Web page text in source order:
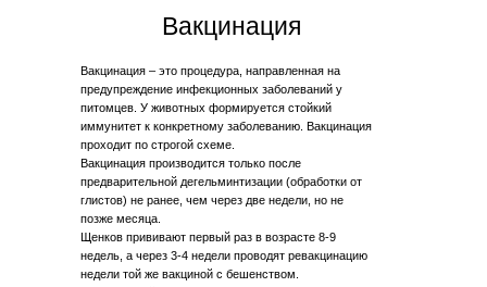
Вакцинация – это процедура, направленная на
предупреждение инфекционных заболеваний у
питомцев. У животных формируется стойкий
иммунитет к конкретному заболеванию. Вакцинация
проходит по строгой схеме.
Вакцинация производится только после
предварительной дегельминтизации (обработки от
глистов) не ранее, чем через две недели, но не
позже месяца.
Щенков прививают первый раз в возрасте 8-9
недель, а через 3-4 недели проводят ревакцинацию
недели той же вакциной с бешенством.
Вакцинация